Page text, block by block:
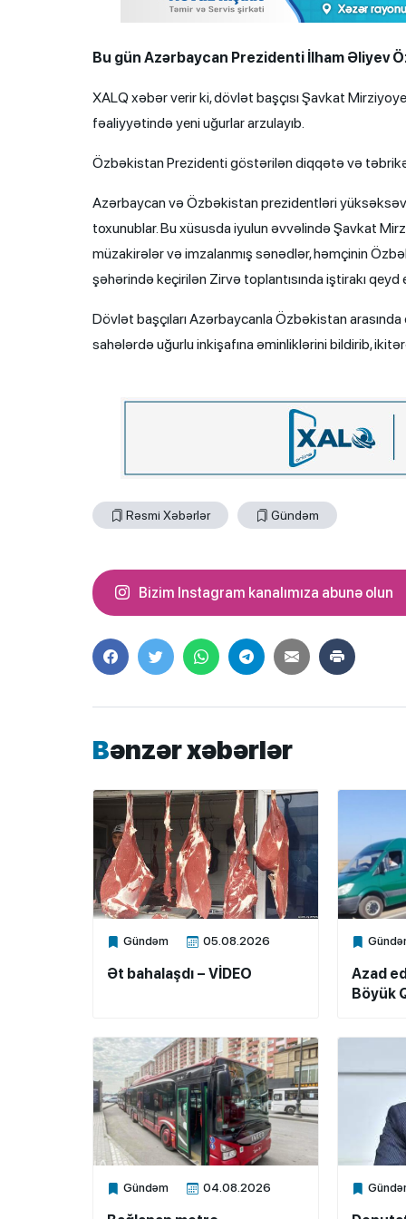
Bu gün Azərbaycan Prezidenti İlham Əliyev
XALQ xəbər verir ki, dövlət başçısı Şavkat
fəaliyyətində yeni uğurlar arzulayıb.
Özbəkistan Prezidenti göstərilən diqqətə və təbrikə
Azərbaycan və Özbəkistan prezidentləri
toxunublar. Bu xüsusda iyulun əvvəlində Şavkat
müzakirələr və imzalanmış sənədlər, həmçinin
şəhərində keçirilən Zirvə toplantısında iştirakı qeyd
Dövlət başçıları Azərbaycanla Özbəkistan
sahələrdə uğurlu inkişafına əminliklərini bildirib,
Rəsmi Xəbərlər Gündəm
Bizim Instagram kanalımıza abunə olun
Bənzər xəbərlər
Gündəm 05.08.2026
Xalq.Online
Ət bahalaşdı – VİDEO
Azad
Böyük
Gündəm 04.08.2026
Xalq.Online